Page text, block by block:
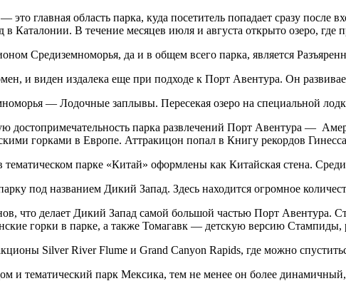
главная область парка, куда посетитель попадает сразу после
Каталонии. В течение месяцев июля и августа открыто озеро, где
Средиземноморья, да и в общем всего парка, является
и виден издалека еще при подходе к Порт Авентура. Он
— Лодочные заплывы. Пересекая озеро на специальной
достопримечательность парка развлечений Порт Авентура —
горками в Европе. Аттракицон попал в Книгу рекордов
парке «Китай» оформлены как Китайская стена.
под названием Дикий Запад. Здесь находится огромное
что делает Дикий Запад самой большой частью Порт
горки в парке, а также Томагавк — детскую версию
Silver River Flume и Grand Canyon Rapids, где можно
и тематический парк Мексика, тем не менее он более